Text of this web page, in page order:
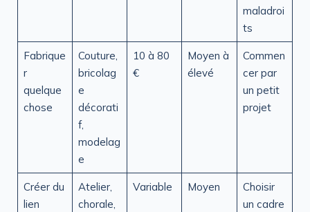
maladroi
ts
Fabrique
r
quelque
chose
Couture,
bricolag
e
décorati
f,
modelag
e
10 à 80
€
Moyen à
élevé
Commen
cer par
un petit
projet
Créer du
lien
Atelier,
chorale,
Variable Moyen
Choisir
un cadre